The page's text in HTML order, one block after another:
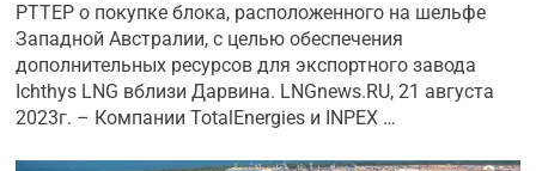
PTTEP о покупке блока, расположенного на шельфе
Западной Австралии, с целью обеспечения
дополнительных ресурсов для экспортного завода
Ichthys LNG вблизи Дарвина. LNGnews.RU, 21 августа
2023г. – Компании TotalEnergies и INPEX …